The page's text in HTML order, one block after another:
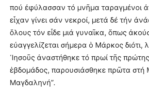
πού ἐφύλασσαν τό μνῆμα ταραγμένοι
εἶχαν γίνει σάν νεκροί, μετά δέ τήν
ὅλους τόν εἶδε μιά γυναῖκα, ὅπως
εὐαγγελίζεται σήμερα ὁ Μάρκος διότι,
᾿Ιησοῦς ἀναστήθηκε τό πρωί τῆς
ἑβδομάδος, παρουσιάσθηκε πρῶτα στή
Μαγδαληνή”.